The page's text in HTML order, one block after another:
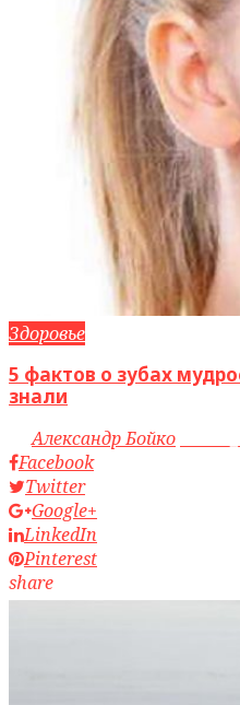
Здоровье
5 фактов о зубах
знали
byАлександр Бойко
Facebook
Twitter
Google+
LinkedIn
Pinterest
share